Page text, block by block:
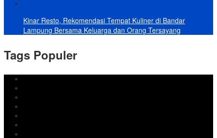
Kinar Resto, Rekomendasi Tempat Kuliner di Bandar
Lampung Bersama Keluarga dan Orang Tersayang
Tags Populer